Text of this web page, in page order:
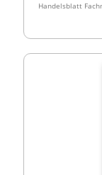
Handelsblatt